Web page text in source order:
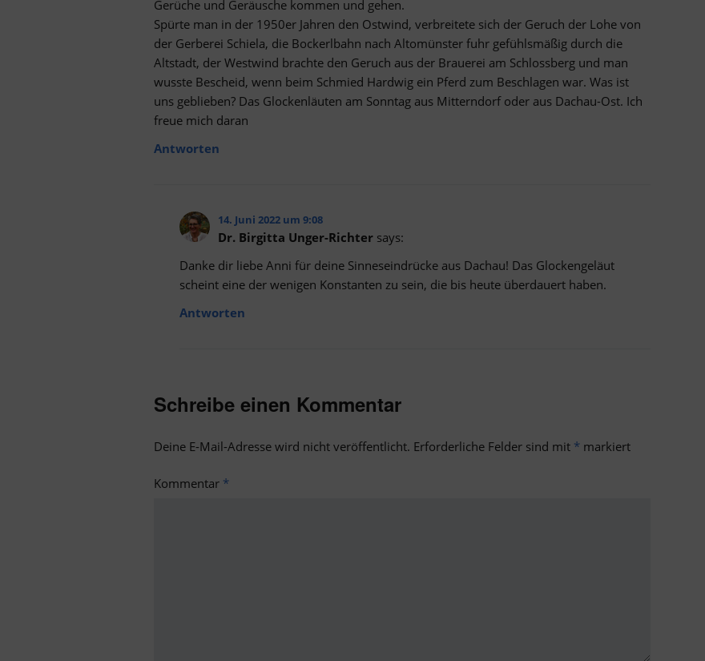
Gerüche und Geräusche kommen und gehen.
Spürte man in der 1950er Jahren den Ostwind, verbreitete sich der Geruch der Lohe von
der Gerberei Schiela, die Bockerlbahn nach Altomünster fuhr gefühlsmäßig durch die
Altstadt, der Westwind brachte den Geruch aus der Brauerei am Schlossberg und man
wusste Bescheid, wenn beim Schmied Hardwig ein Pferd zum Beschlagen war. Was ist
uns geblieben? Das Glockenläuten am Sonntag aus Mitterndorf oder aus Dachau-Ost. Ich
freue mich daran
Antworten
14. Juni 2022 um 9:08
Dr. Birgitta Unger-Richter says:
Danke dir liebe Anni für deine Sinneseindrücke aus Dachau! Das Glockengeläut
scheint eine der wenigen Konstanten zu sein, die bis heute überdauert haben.
Antworten
Schreibe einen Kommentar
Deine E-Mail-Adresse wird nicht veröffentlicht. Erforderliche Felder sind mit * markiert
Kommentar *